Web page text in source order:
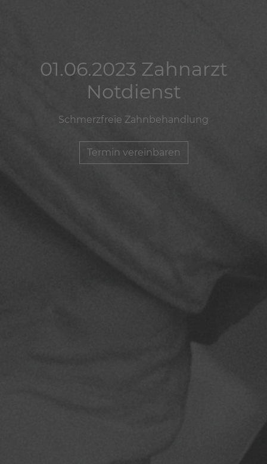
01.06.2023 Zahnarzt
Notdienst
Schmerzfreie Zahnbehandlung
Termin vereinbaren
01.06.2023 Zahnarzt
Notdienst
Schmerzfreie Zahnbehandlung
Termin vereinbaren
01.06.2023 Zahnarzt
Notdienst
Schmerzfreie Zahnbehandlung
Termin vereinbaren